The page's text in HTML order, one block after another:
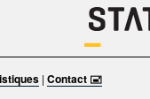
| Contact 🖃